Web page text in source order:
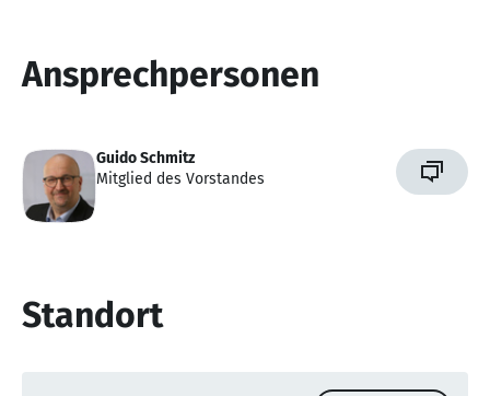
Ansprechpersonen
Guido Schmitz
Mitglied des Vorstandes
Standort